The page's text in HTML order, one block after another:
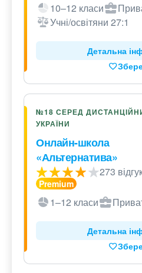
10–12 класи
Учні/освітяни 27:1
Детальна
№18 СЕРЕД
УКРАЇНИ
Онлайн-школа
«Альтернатива»
273
1–12 класи
Детальна